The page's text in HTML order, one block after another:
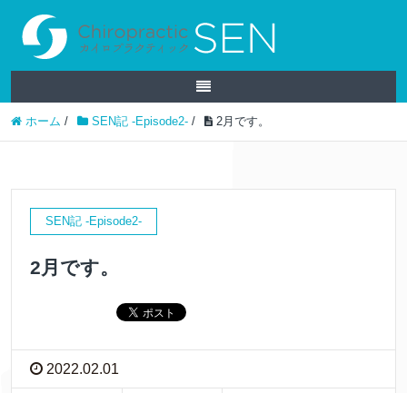
ホーム / SEN記 -Episode2- / 2月です。
SEN記 -Episode2-
2月です。
2022.02.01